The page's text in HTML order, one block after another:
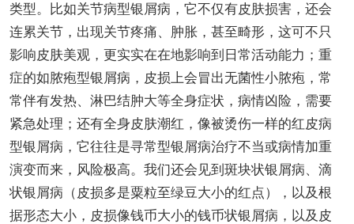
类型。比如关节病型银屑病，它不仅有皮肤损害，还会
连累关节，出现关节疼痛、肿胀，甚至畸形，这可不只
影响皮肤美观，更实实在在地影响到日常活动能力；重
症的如脓疱型银屑病，皮损上会冒出无菌性小脓疱，常
常伴有发热、淋巴结肿大等全身症状，病情凶险，需要
紧急处理；还有全身皮肤潮红，像被烫伤一样的红皮病
型银屑病，它往往是寻常型银屑病治疗不当或病情加重
演变而来，风险极高。我们还会见到斑块状银屑病、滴
状银屑病（皮损多是粟粒至绿豆大小的红点），以及根
据形态大小，皮损像钱币大小的钱币状银屑病，以及皮